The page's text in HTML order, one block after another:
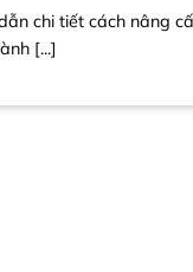
chi tiết cách nâng
[...]